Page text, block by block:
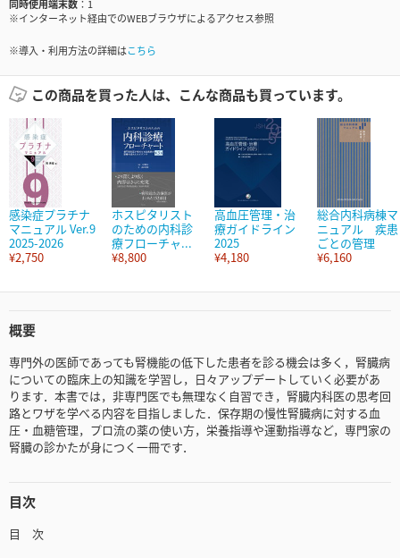
同時使用端末数
1
※インターネット経由でのWEBブラウザによるアクセス参照
※導入・利用方法の詳細はこちら
この商品を買った人は、こんな商品も買っています。
感染症プラチナ
マニュアル Ver.9
2025-2026
¥2,750
ホスピタリスト
のための内科診
療フローチャ...
¥8,800
高血圧管理・治
療ガイドライン
2025
¥4,180
総合内科病棟マ
ニュアル 疾患
ごとの管理
¥6,160
概要
専門外の医師であっても腎機能の低下した患者を診る機会は多く，腎臓病
についての臨床上の知識を学習し，日々アップデートしていく必要があ
ります．本書では，非専門医でも無理なく自習でき，腎臓内科医の思考回
路とワザを学べる内容を目指しました．保存期の慢性腎臓病に対する血
圧・血糖管理，プロ流の薬の使い方，栄養指導や運動指導など，専門家の
腎臓の診かたが身につく一冊です．
目次
目 次